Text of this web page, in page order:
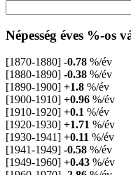
Népesség éves %-os
[1870-1880] -0.78 %/év
[1880-1890] -0.38 %/év
[1890-1900] +1.8 %/év
[1900-1910] +0.96 %/év
[1910-1920] +0.1 %/év
[1920-1930] +1.71 %/év
[1930-1941] +0.11 %/év
[1941-1949] -0.58 %/év
[1949-1960] +0.43 %/év